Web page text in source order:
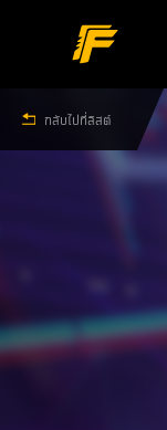
กลับไปที่ลิสต์